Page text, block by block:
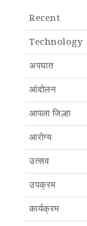
Recent
Technology
अपघात
आंदोलन
आपला जिल्हा
आरोग्य
उत्सव
उपक्रम
कार्यक्रम